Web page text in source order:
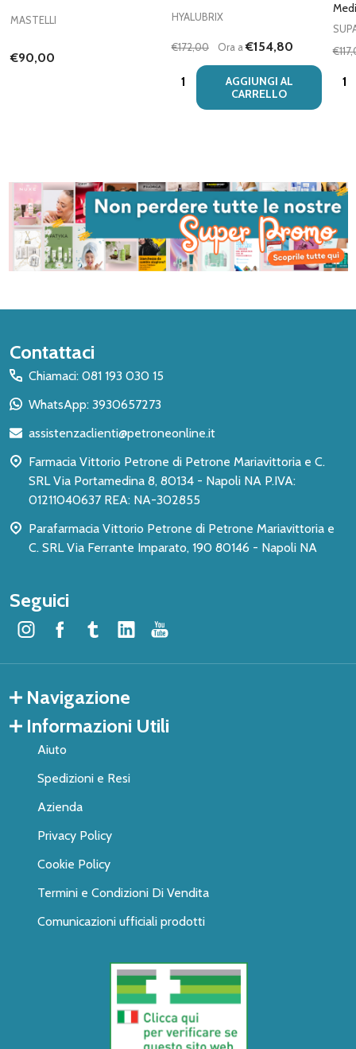
MASTELLI
€90,00
HYALUBRIX
€172,00 Ora a€154,80
Quantità:
AGGIUNGI AL
CARRELLO
Inizio
del
piè
pagina
Contattaci
Chiamaci: 081 193 030 15
WhatsApp: 3930657273
assistenzaclienti@petroneonline.it
Farmacia Vittorio Petrone di Petrone Mariavittoria e C.
SRL Via Portamedina 8, 80134 - Napoli NA P.IVA:
01211040637 REA: NA-302855
Parafarmacia Vittorio Petrone di Petrone Mariavittoria e
C. SRL Via Ferrante Imparato, 190 80146 - Napoli NA
Seguici
Navigazione
Informazioni Utili
Aiuto
Spedizioni e Resi
Azienda
Privacy Policy
Cookie Policy
Termini e Condizioni Di Vendita
Comunicazioni ufficiali prodotti